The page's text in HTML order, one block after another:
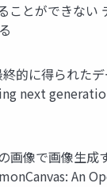
ことができない
的に得られたデ
next
画像で画像生成
An